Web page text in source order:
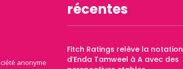
anonyme
récentes
Fitch Ratings relève la notation
d’Enda Tamweel à A avec des